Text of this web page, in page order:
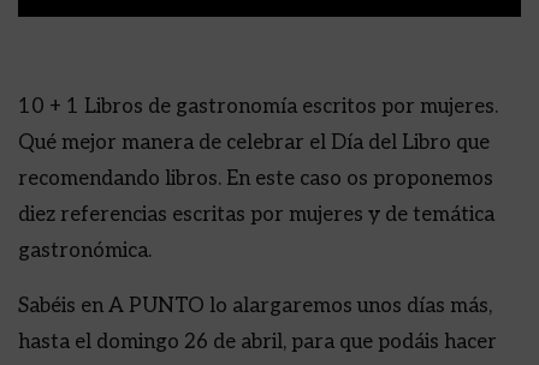
10 + 1 Libros de gastronomía escritos por mujeres.
Qué mejor manera de celebrar el Día del Libro que
recomendando libros. En este caso os proponemos
diez referencias escritas por mujeres y de temática
gastronómica.
Sabéis en A PUNTO lo alargaremos unos días más,
hasta el domingo 26 de abril, para que podáis hacer